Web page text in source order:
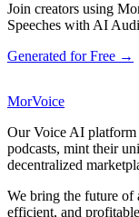
Join creators using
Speeches with AI
Generated for Free →
MorVoice
Our Voice AI platform
podcasts, mint their
decentralized
We bring the future
efficient, and